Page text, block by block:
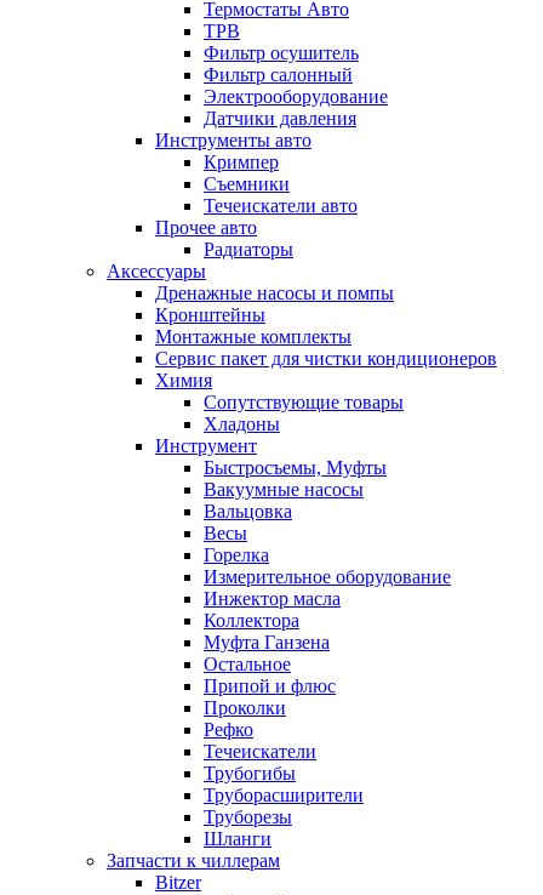
Термостаты Авто
ТРВ
Фильтр осушитель
Фильтр салонный
Электрооборудование
Датчики давления
Инструменты авто
Кримпер
Съемники
Течеискатели авто
Прочее авто
Радиаторы
Аксессуары
Дренажные насосы и помпы
Кронштейны
Монтажные комплекты
Сервис пакет для чистки кондиционеров
Химия
Сопутствующие товары
Хладоны
Инструмент
Быстросъемы, Муфты
Вакуумные насосы
Вальцовка
Весы
Горелка
Измерительное оборудование
Инжектор масла
Коллектора
Муфта Ганзена
Остальное
Припой и флюс
Проколки
Рефко
Течеискатели
Трубогибы
Труборасширители
Труборезы
Шланги
Запчасти к чиллерам
Bitzer